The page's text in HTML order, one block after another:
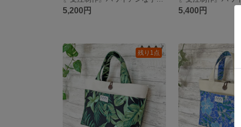
5,200円 5,400円
残り1点